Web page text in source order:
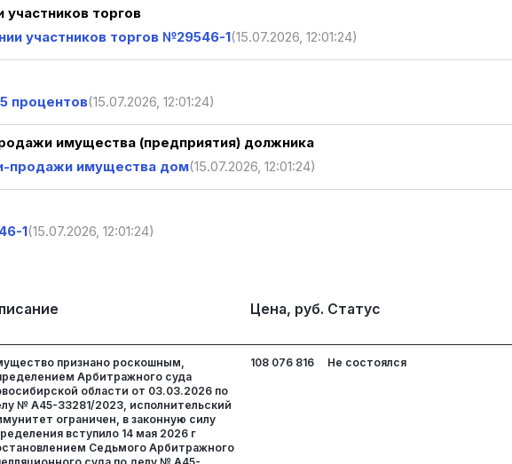
торгов
участников торгов №29546-1(15.07.2026, 12:01:24)
процентов(15.07.2026, 12:01:24)
имущества (предприятия) должника
продажи имущества дом(15.07.2026, 12:01:24)
1(15.07.2026, 12:01:24)
Цена, руб. Статус
признано роскошным,
Арбитражного суда
области от 03.03.2026 по
№ А45-33281/2023, исполнительский
ограничен, в законную силу
вступило 14 мая 2026 г
Седьмого Арбитражного
108 076 816 Не состоялся